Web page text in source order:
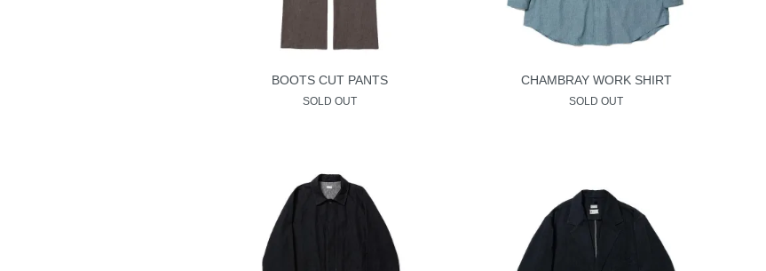
BOOTS CUT PANTS
SOLD OUT
CHAMBRAY WORK SHIRT
SOLD OUT